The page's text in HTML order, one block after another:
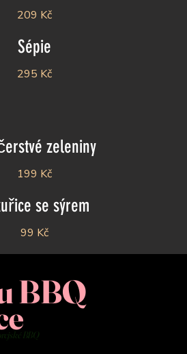
209 Kč
Sépie
295 Kč
zeleniny
199 Kč
se sýrem
99 Kč
BBQ
BBQ